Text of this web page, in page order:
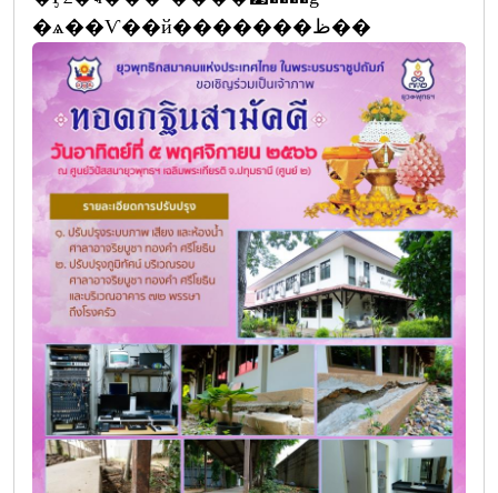
�ѧ��Ѵ��й�������ظ��